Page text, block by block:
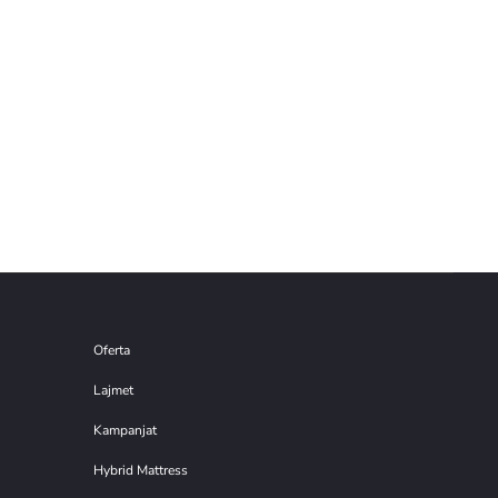
Oferta
Lajmet
Kampanjat
Hybrid Mattress